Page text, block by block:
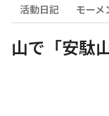
活動日記 モーメ
山で「安駄